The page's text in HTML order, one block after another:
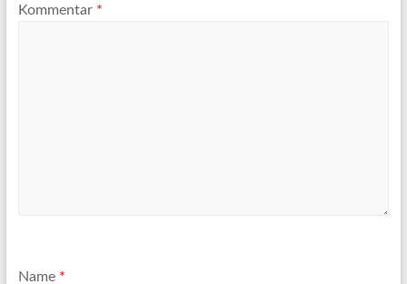
Kommentar *
Name *